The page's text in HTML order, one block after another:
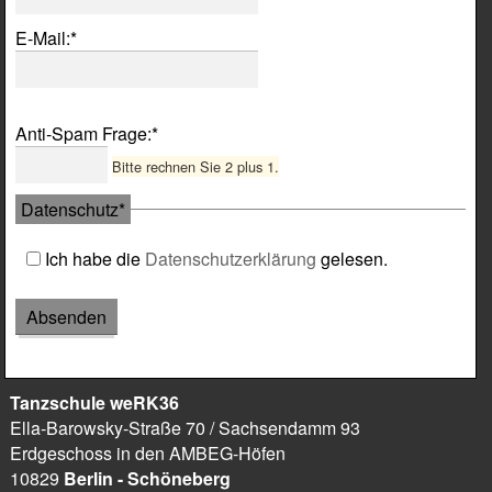
Pflichtfeld
E-Mail:*
Pflichtfeld
Anti-Spam Frage:*
Bitte rechnen Sie 2 plus 1.
Pflichtfeld
Datenschutz*
Ich habe die Datenschutzerklärung gelesen.
Tanzschule weRK36
Ella-Barowsky-Straße 70 / Sachsendamm 93
Erdgeschoss in den AMBEG-Höfen
10829 Berlin - Schöneberg